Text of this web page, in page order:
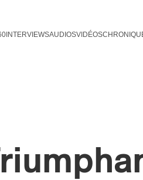
INTERVIEWSAUDIOSVIDÉOS